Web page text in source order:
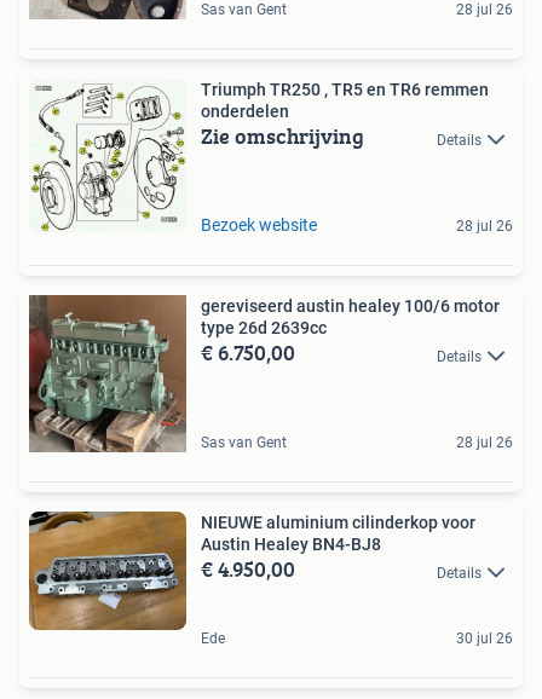
Sas van Gent 28 jul 26
Triumph TR250 , TR5 en TR6 remmen
onderdelen
Zie omschrijving Details
Bezoek website 28 jul 26
gereviseerd austin healey 100/6 motor
type 26d 2639cc
€ 6.750,00 Details
Sas van Gent 28 jul 26
NIEUWE aluminium cilinderkop voor
Austin Healey BN4-BJ8
€ 4.950,00 Details
Ede 30 jul 26